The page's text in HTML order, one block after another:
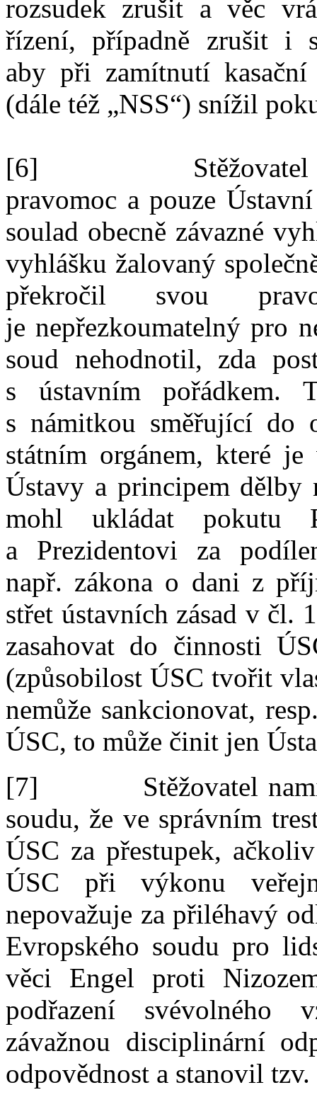
rozsudek zrušit a věc
řízení, případně zrušit i
aby při zamítnutí
(dále též „NSS“) snížil
[6]
pravomoc a pouze
soulad obecně závazné
vyhlášku žalovaný
překročil svou
je nepřezkoumatelný pro
soud nehodnotil, zda
s
ústavním pořádkem.
s námitkou směřující do
státním orgánem, které je
Ústavy a principem
mohl ukládat pokutu
a
Prezidentovi za
např. zákona o dani z
střet ústavních zásad v čl.
zasahovat do činnosti
(způsobilost ÚSC tvořit
nemůže sankcionovat,
ÚSC, to může činit jen
[7]
Stěžovatel
soudu, že ve správním
ÚSC za přestupek,
ÚSC při
výkonu
nepovažuje za přiléhavý
Evropského soudu pro
věci Engel proti
podřazení svévolného
závažnou disciplinární
odpovědnost a stanovil